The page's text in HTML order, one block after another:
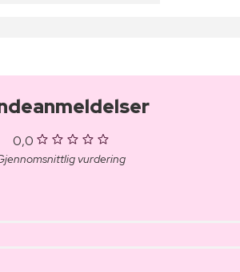
0,0
vurdering